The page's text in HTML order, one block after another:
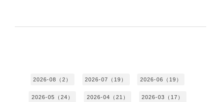
2026-08（2） 2026-07（19） 2026-06（19）
2026-05（24） 2026-04（21） 2026-03（17）